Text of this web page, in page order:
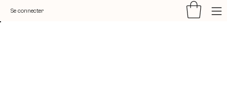
Se connecter